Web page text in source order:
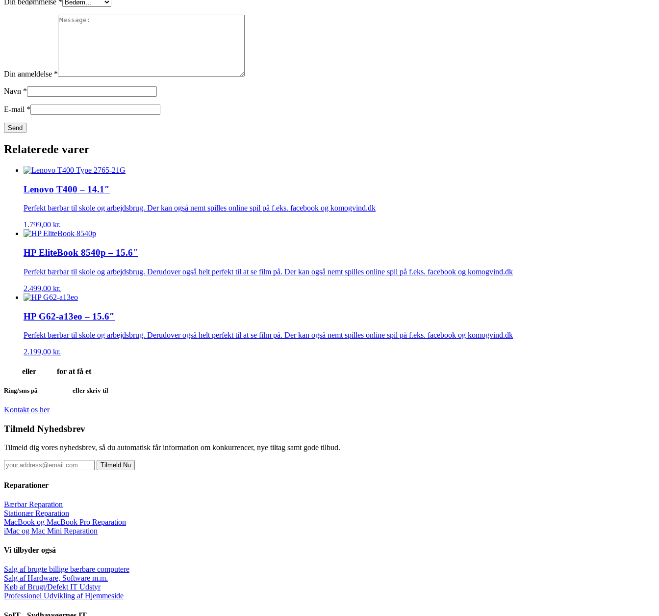
Din bedømmelse *
Din anmeldelse *
Navn *
E-mail *
Relaterede varer
Lenovo T400 – 14.1″
Perfekt bærbar til skole og arbejdsbrug. Der kan også nemt spilles online spil på f.eks. facebook og komogvind.dk
1.799,00 kr.
HP EliteBook 8540p – 15.6″
Perfekt bærbar til skole og arbejdsbrug. Derudover også helt perfekt til at se film på. Der kan også nemt spilles online spil på f.eks. facebook og komogvind.dk
2.499,00 kr.
HP G62-a13eo – 15.6″
Perfekt bærbar til skole og arbejdsbrug. Derudover også helt perfekt til at se film på. Der kan også nemt spilles online spil på f.eks. facebook og komogvind.dk
2.199,00 kr.
eller for at få et
Ring/sms på eller skriv til
Kontakt os her
Tilmeld Nyhedsbrev
Tilmeld dig vores nyhedsbrev, så du automatisk får information om konkurrencer, nye tiltag samt gode tilbud.
Reparationer
Bærbar Reparation
Stationær Reparation
MacBook og MacBook Pro Reparation
iMac og Mac Mini Reparation
Vi tilbyder også
Salg af brugte billige bærbare computere
Salg af Hardware, Software m.m.
Køb af Brugt/Defekt IT Udstyr
Professionel Udvikling af Hjemmeside